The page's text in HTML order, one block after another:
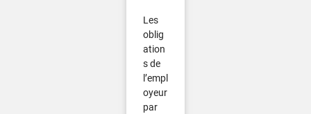
Les
oblig
ation
s de
l’empl
oyeur
par